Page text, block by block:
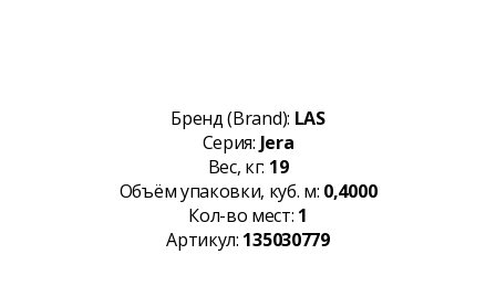
Бренд (Brand): LAS
Серия: Jera
Вес, кг: 19
Объём упаковки, куб. м: 0,4000
Кол-во мест: 1
Артикул: 135030779